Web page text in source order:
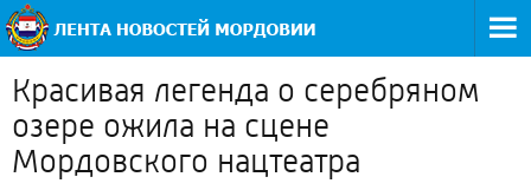
Красивая легенда о серебряном
озере ожила на сцене
Мордовского нацтеатра